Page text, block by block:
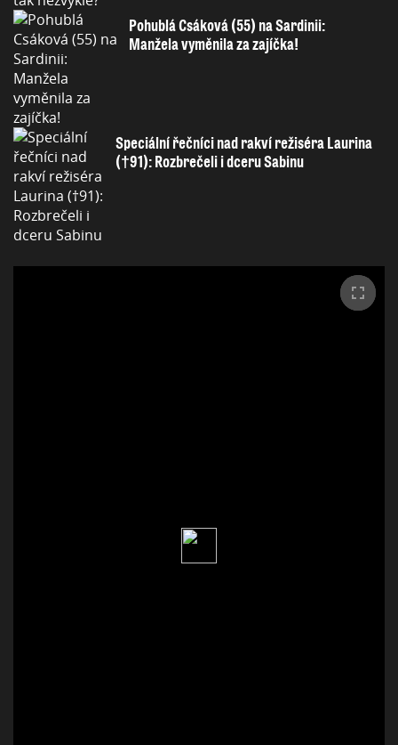
Pohublá Csáková (55) na Sardinii:
Manžela vyměnila za zajíčka!
Speciální řečníci nad rakví režiséra Laurina
(†91): Rozbrečeli i dceru Sabinu